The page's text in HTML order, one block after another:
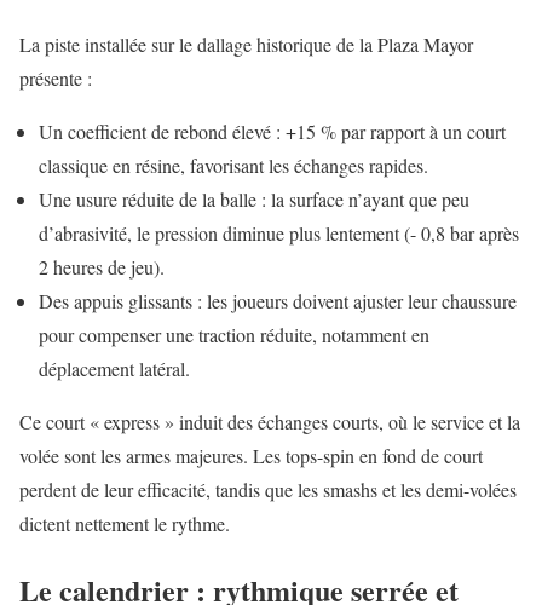
La piste installée sur le dallage historique de la Plaza Mayor
présente :
Un coefficient de rebond élevé : +15 % par rapport à un court
classique en résine, favorisant les échanges rapides.
Une usure réduite de la balle : la surface n’ayant que peu
d’abrasivité, le pression diminue plus lentement (- 0,8 bar après
2 heures de jeu).
Des appuis glissants : les joueurs doivent ajuster leur chaussure
pour compenser une traction réduite, notamment en
déplacement latéral.
Ce court « express » induit des échanges courts, où le service et la
volée sont les armes majeures. Les tops-spin en fond de court
perdent de leur efficacité, tandis que les smashs et les demi-volées
dictent nettement le rythme.
Le calendrier : rythmique serrée et